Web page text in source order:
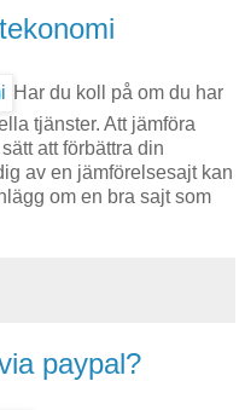
Har du koll på om du har
tjänster. Att jämföra
att förbättra din
av en jämförelsesajt kan
om en bra sajt som
paypal?